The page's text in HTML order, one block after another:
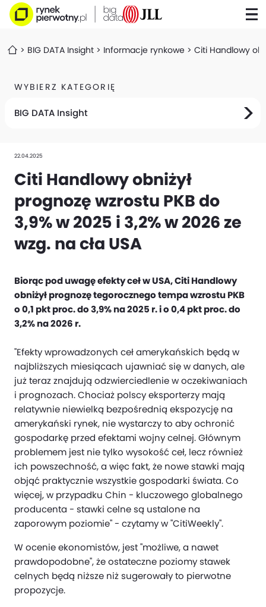
BIG DATA Insight Informacje rynkowe Citi Handlowy
WYBIERZ KATEGORIĘ
BIG DATA Insight
22.04.2025
Citi Handlowy obniżył
prognozę wzrostu PKB do
3,9% w 2025 i 3,2% w 2026 ze
wzg. na cła USA
Biorąc pod uwagę efekty ceł w USA, Citi Handlowy
obniżył prognozę tegorocznego tempa wzrostu PKB
o 0,1 pkt proc. do 3,9% na 2025 r. i o 0,4 pkt proc. do
3,2% na 2026 r.
"Efekty wprowadzonych ceł amerykańskich będą w
najbliższych miesiącach ujawniać się w danych, ale
już teraz znajdują odzwierciedlenie w oczekiwaniach
i prognozach. Chociaż polscy eksporterzy mają
relatywnie niewielką bezpośrednią ekspozycję na
amerykański rynek, nie wystarczy to aby ochronić
gospodarkę przed efektami wojny celnej. Głównym
problemem jest nie tylko wysokość ceł, lecz również
ich powszechność, a więc fakt, że nowe stawki mają
objąć praktycznie wszystkie gospodarki świata. Co
więcej, w przypadku Chin - kluczowego globalnego
producenta - stawki celne są ustalone na
zaporowym poziomie" - czytamy w "CitiWeekly".
W ocenie ekonomistów, jest "możliwe, a nawet
prawdopodobne", że ostateczne poziomy stawek
celnych będą niższe niż sugerowały to pierwotne
propozycje.